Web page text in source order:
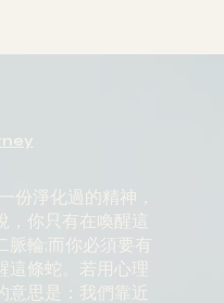
份淨化過的精神，
，你只有在喚醒這
脈輪;而你必須要有
這條蛇。若用心理
意思是：我們靠近